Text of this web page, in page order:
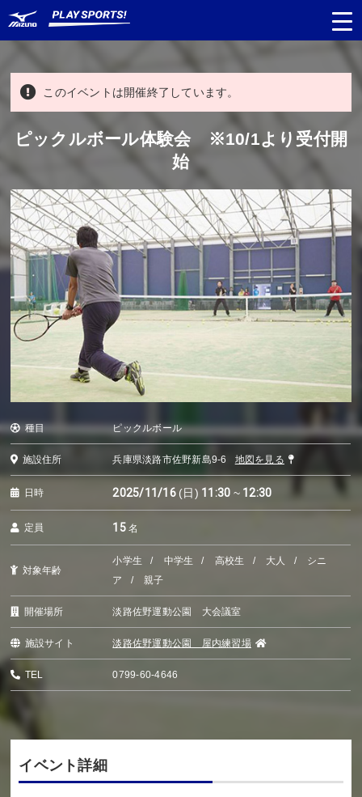
日程から探す
対象年齢から探す
このイベントは開催終了しています。
ピックルボール体験会 ※10/1より受付開
始
種目 ピックルボール
施設住所 兵庫県淡路市佐野新島9-6 地図を見る
日時 2025/11/16 (日) 11:30 ~ 12:30
定員 15名
対象年齢
小学生 中学生 高校生 大人
シニ
ア
親子
開催場所 淡路佐野運動公園 大会議室
施設サイト 淡路佐野運動公園 屋内練習場
TEL 0799-60-4646
イベント詳細